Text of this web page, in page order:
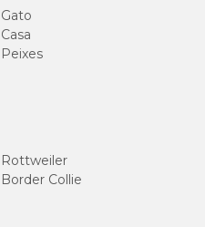
Gato
Casa
Peixes
Rottweiler
Border Collie